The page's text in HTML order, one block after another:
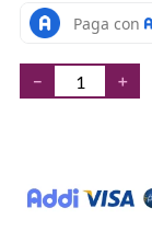
＋
－